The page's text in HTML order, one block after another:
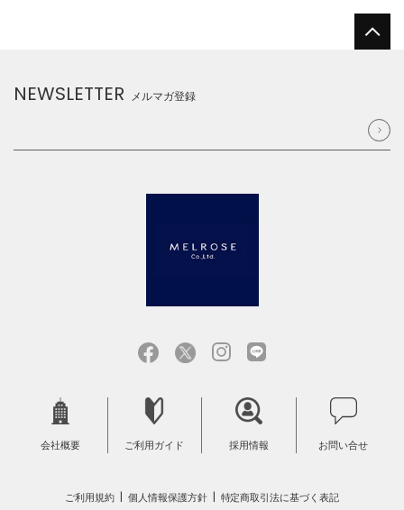
NEWSLETTER メルマガ登録
会社概要 ご利用ガイド 採用情報 お問い合せ
ご利用規約 個人情報保護方針 特定商取引法に基づく表記